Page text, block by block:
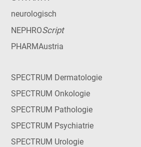
neurologisch
NEPHROScript
PHARMAustria
SPECTRUM Dermatologie
SPECTRUM Onkologie
SPECTRUM Pathologie
SPECTRUM Psychiatrie
SPECTRUM Urologie